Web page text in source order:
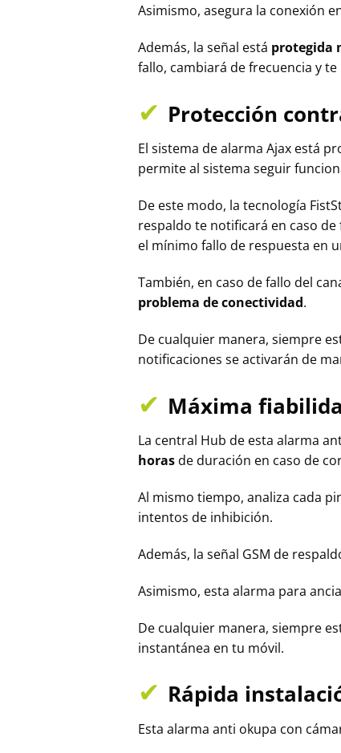
Asimismo, asegura la conexión
Además, la señal está protegida
fallo, cambiará de frecuencia y
✔ Protección
El sistema de alarma Ajax está
permite al sistema seguir
De este modo, la tecnología
respaldo te notificará en caso
el mínimo fallo de respuesta en
También, en caso de fallo del
problema de conectividad.
De cualquier manera, siempre
notificaciones se activarán de
✔ Máxima
La central Hub de esta alarma
horasde duración en caso de
Al mismo tiempo, analiza cada
intentos de inhibición.
Además, la señal GSM de
Asimismo, esta alarma para
De cualquier manera, siempre
instantánea en tu móvil.
✔ Rápida
Esta alarma anti okupa con